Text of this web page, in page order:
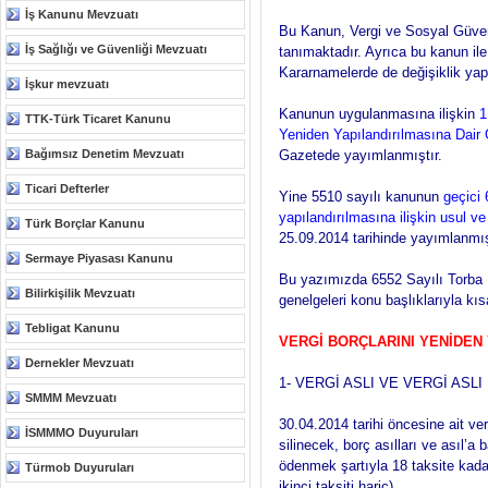
İş Kanunu Mevzuatı
İş Sağlığı ve Güvenliği Mevzuatı
İşkur mevzuatı
TTK-Türk Ticaret Kanunu
Bağımsız Denetim Mevzuatı
Ticari Defterler
Türk Borçlar Kanunu
Sermaye Piyasası Kanunu
Bilirkişilik Mevzuatı
Tebligat Kanunu
Dernekler Mevzuatı
SMMM Mevzuatı
İSMMMO Duyuruları
Türmob Duyuruları
Bu Kanun, Vergi ve Sosyal
tanımaktadır. Ayrıca bu kanun
Kararnamelerde de değişiklik
Kanunun uygulanmasına ilişkin
Yeniden Yapılandırılmasına
Gazetede yayımlanmıştır.
Yine 5510 sayılı kanunun geçici
yapılandırılmasına ilişkin usul
25.09.2014 tarihinde
Bu yazımızda 6552 Sayılı
genelgeleri konu başlıklarıyla
VERGİ BORÇLARINI
1- VERGİ ASLI VE VERGİ
30.04.2014 tarihi öncesine ait
silinecek, borç asılları ve asıl’a
ödenmek şartıyla 18 taksite